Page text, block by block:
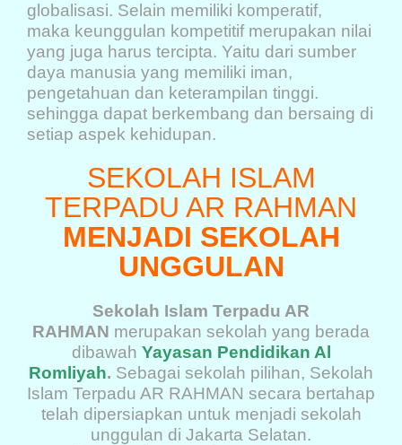
globalisasi. Selain memiliki komperatif,
maka keunggulan kompetitif merupakan nilai
yang juga harus tercipta. Yaitu dari sumber
daya manusia yang memiliki iman,
pengetahuan dan keterampilan tinggi.
sehingga dapat berkembang dan bersaing di
setiap aspek kehidupan.
SEKOLAH ISLAM
TERPADU AR RAHMAN
MENJADI SEKOLAH
UNGGULAN
Sekolah Islam Terpadu AR
RAHMAN merupakan sekolah yang berada
dibawah Yayasan Pendidikan Al
Romliyah. Sebagai sekolah pilihan, Sekolah
Islam Terpadu AR RAHMAN secara bertahap
telah dipersiapkan untuk menjadi sekolah
unggulan di Jakarta Selatan.